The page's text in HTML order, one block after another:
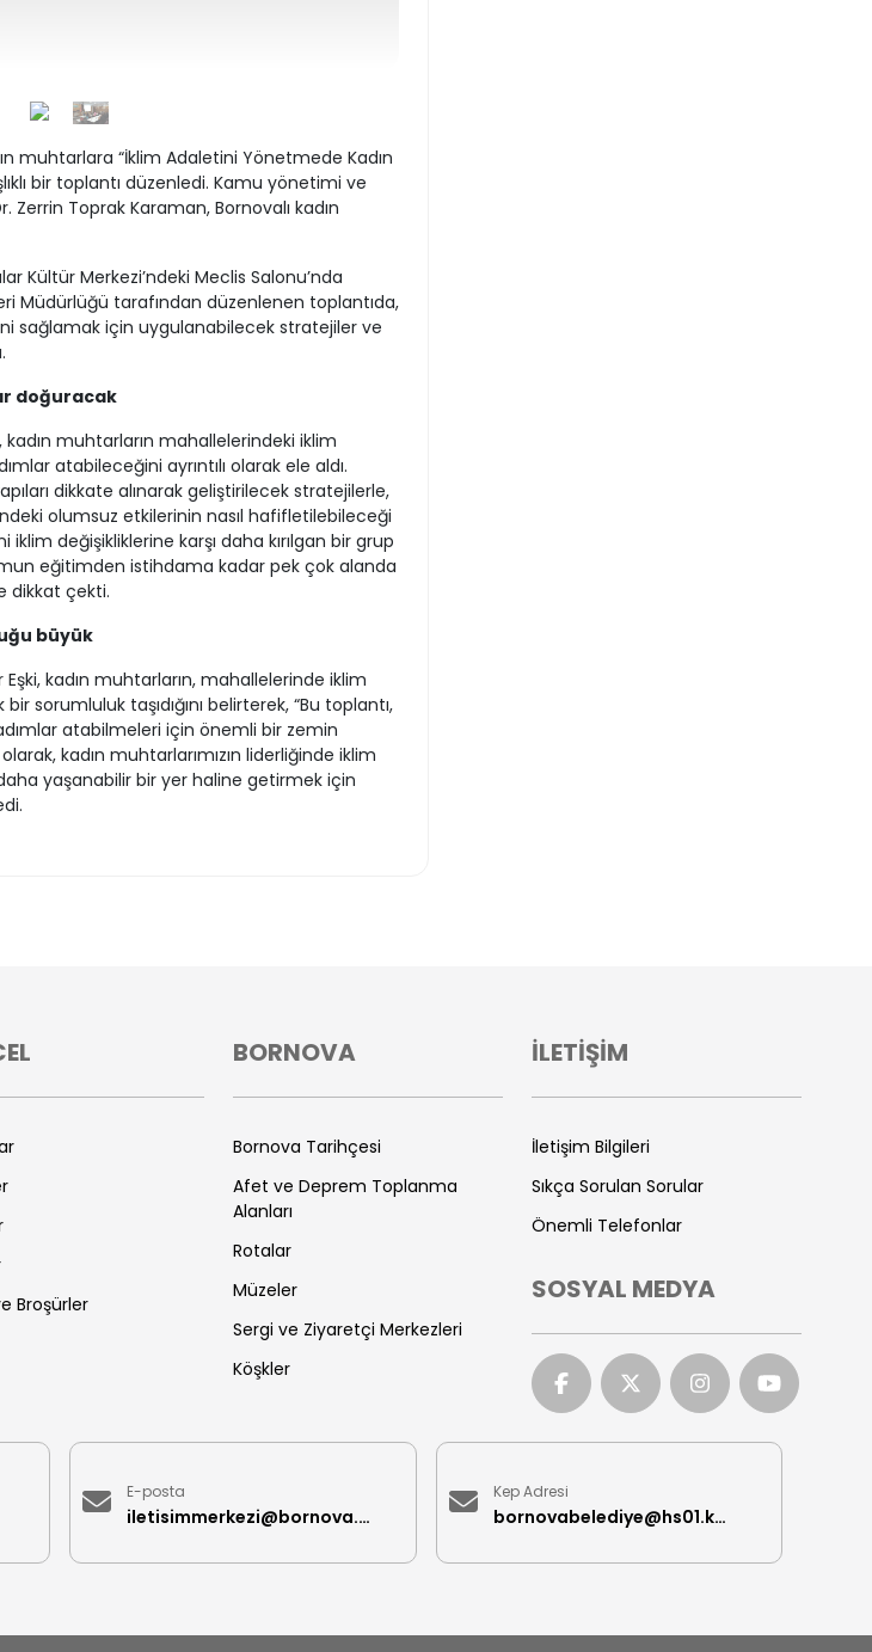
muhtarlara “İklim Adaletini Yönetmede Kadın
bir toplantı düzenledi. Kamu yönetimi ve
Zerrin Toprak Karaman, Bornovalı kadın
Kültür Merkezi’ndeki Meclis Salonu’nda
Müdürlüğü tarafından düzenlenen toplantıda,
sağlamak için uygulanabilecek stratejiler ve
doğuracak
muhtarların mahallelerindeki iklim
atabileceğini ayrıntılı olarak ele aldı.
dikkate alınarak geliştirilecek stratejilerle,
olumsuz etkilerinin nasıl hafifletilebileceği
iklim değişikliklerine karşı daha kırılgan bir grup
eğitimden istihdama kadar pek çok alanda
dikkat çekti.
büyük
kadın muhtarların, mahallelerinde iklim
sorumluluk taşıdığını belirterek, “Bu toplantı,
atabilmeleri için önemli bir zemin
kadın muhtarlarımızın liderliğinde iklim
yaşanabilir bir yer haline getirmek için
Broşürler
BORNOVA
Bornova Tarihçesi
Afet ve Deprem Toplanma
Alanları
Rotalar
Müzeler
Sergi ve Ziyaretçi Merkezleri
Köşkler
İLETİŞİM
İletişim Bilgileri
Sıkça Sorulan Sorular
Önemli Telefonlar
SOSYAL MEDYA
E-posta
iletisimmerkezi@bornova.bel.tr
Kep Adresi
bornovabelediye@hs01.kep.tr